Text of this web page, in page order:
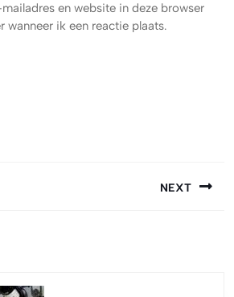
en website in deze browser
wanneer ik een reactie plaats.
NEXT